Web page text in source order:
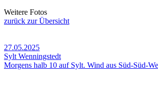
Weitere Fotos
zurück zur Übersicht
27.05.2025
Sylt Wenningstedt
Morgens halb 10 auf Sylt. Wind aus Süd-Süd-